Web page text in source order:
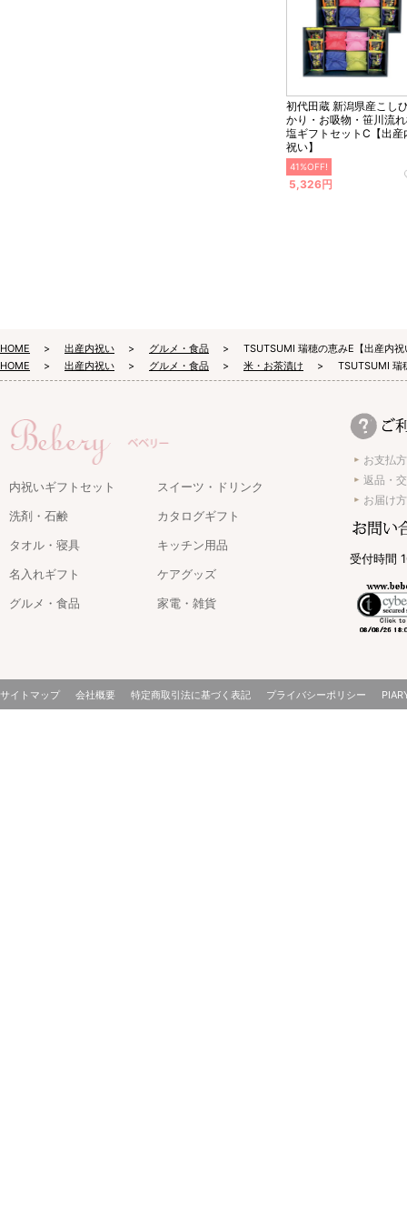
初代田蔵 新潟県産こし
かり・お吸物・笹川流
塩ギフトセットC【出産
祝い】
41%OFF!
5,326円
HOME 出産内祝い グルメ・食品
TSUTSUMI 瑞穂の恵みE【出産内祝
HOME
出産内祝い グルメ・食品 米・お茶漬け TSUTSUMI 瑞
内祝いギフトセット
スイーツ・ドリンク
洗剤・石鹸
カタログギフト
タオル・寝具
キッチン用品
名入れギフト
ケアグッズ
グルメ・食品
家電・雑貨
お支払
返品・
お届け
受付時間
サイトマップ 会社概要 特定商取引法に基づく表記 プライバシーポリシー